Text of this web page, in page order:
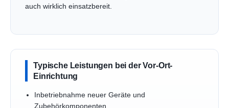
auch wirklich einsatzbereit.
Typische Leistungen bei der Vor-Ort-
Einrichtung
Inbetriebnahme neuer Geräte und
Zubehörkomponenten